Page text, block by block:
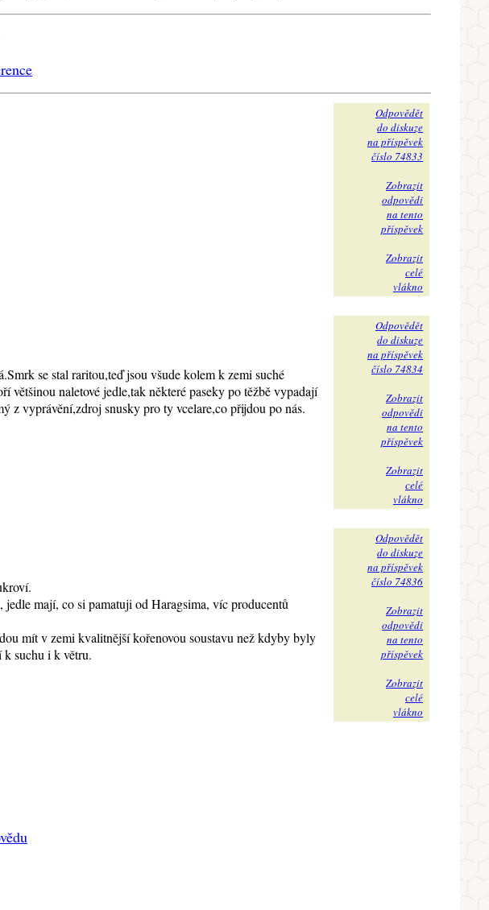
Odpovědět
do diskuze
na příspěvek
číslo 74833
Zobrazit
odpovědi
na tento
příspěvek
Zobrazit
celé
vlákno
se stal raritou,teď jsou všude kolem k zemi suché
naletové jedle,tak některé paseky po těžbě vypadají
z vyprávění,zdroj snusky pro ty vcelare,co přijdou po nás.
Odpovědět
do diskuze
na příspěvek
číslo 74834
Zobrazit
odpovědi
na tento
příspěvek
Zobrazit
celé
vlákno
mají, co si pamatuji od Haragsima, víc producentů
mít v zemi kvalitnější kořenovou soustavu než kdyby byly
k suchu i k větru.
Odpovědět
do diskuze
na příspěvek
číslo 74836
Zobrazit
odpovědi
na tento
příspěvek
Zobrazit
celé
vlákno